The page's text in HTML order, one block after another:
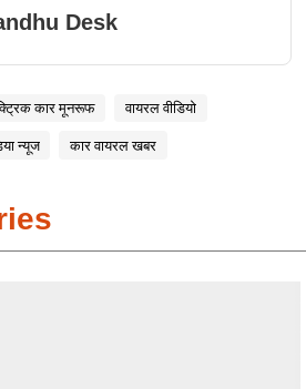
Desk
कार मूनरूफ वायरल वीडियो
न्यूज कार वायरल खबर